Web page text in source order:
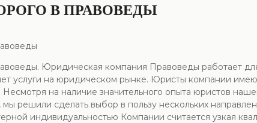
В ПРАВОВЕДЫ
Юридическая компания Правоведы работает
услуги на юридическом рынке. Юристы компании
на наличие значительного опыта юристов
решили сделать выбор в пользу нескольких
индивидуальностью Компании считается узкая